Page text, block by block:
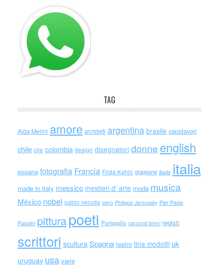
TAG
Alda Merini amore architetti argentina brasile capolavori
chile cile colombia design disegnatori donne english
espana fotografia Francia Frida Kahlo giappone iliade italia
made in italy messico mestieri d' arte moda musica
México nobel pablo neruda perù Philippe Jaroussky Pier Paolo
Pasolini pitturapoeti Portogallo racconti brevi registi
scrittori scultura Spagna teatro tina modotti uk
uruguay usa varie